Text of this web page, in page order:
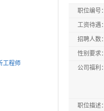
工程师
职位编号：
工资待遇：
招聘人数：
性别要求：
公司福利：
职位描述：